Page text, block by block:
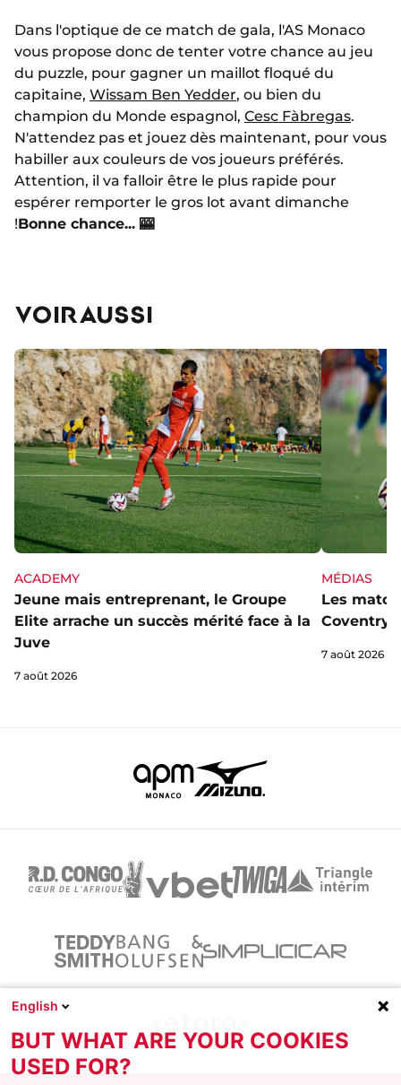
Dans l'optique de ce match de gala, l'AS Monaco
vous propose donc de tenter votre chance au jeu
du puzzle, pour gagner un maillot floqué du
capitaine, Wissam Ben Yedder, ou bien du
champion du Monde espagnol, Cesc Fàbregas.
N'attendez pas et jouez dès maintenant, pour vous
habiller aux couleurs de vos joueurs préférés.
Attention, il va falloir être le plus rapide pour
espérer remporter le gros lot avant dimanche
!Bonne chance... 🎰
VOIR AUSSI
ACADEMY
Jeune mais entreprenant, le Groupe
Elite arrache un succès mérité face à la
Juve
7 août 2026
MÉDIAS
Les
Coventry
7 août 2026
English
BUT WHAT ARE YOUR COOKIES
USED FOR?